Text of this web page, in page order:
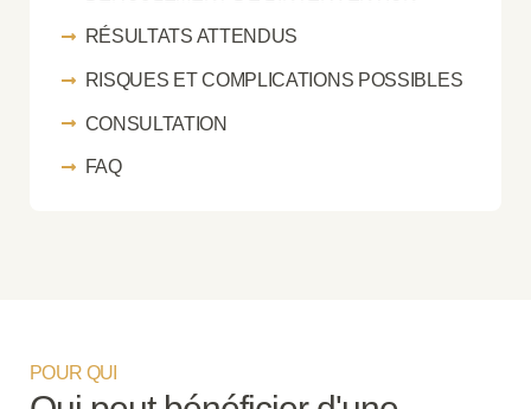
RÉSULTATS ATTENDUS
RISQUES ET COMPLICATIONS POSSIBLES
CONSULTATION
FAQ
POUR QUI